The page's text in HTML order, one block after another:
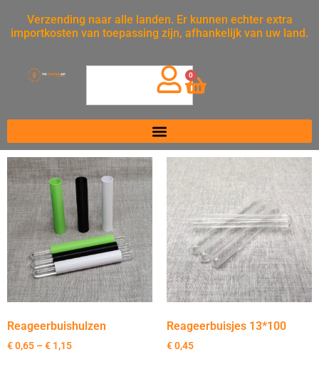
Verzending naar alle landen. Er kunnen echter extra
importkosten van toepassing zijn, afhankelijk van uw land.
0
Reageerbuishulzen
€0,65 – € 1,15
Reageerbuisjes 13*100
€0,45